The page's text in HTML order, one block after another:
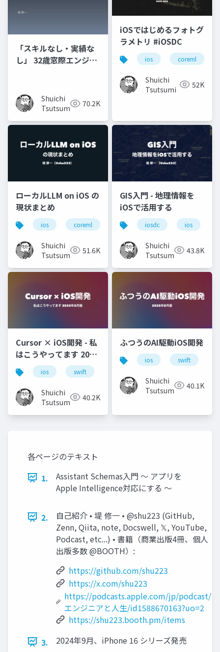
「スキルなし・実績な
し」 32歳窓際エンジニ
Shuichi
Tsutsumi
70.2K
iOSではじめるフォトグ
ラメトリ #iOSDC
ios coreml
Shuichi
Tsutsumi
52K
ローカルLLM on iOS の
現状まとめ
ios coreml llm llama.cpp
Shuichi
Tsutsumi
51.6K
GIS入門 - 地理情報を
iOSで活用する
iosdc ios
Shuichi
Tsutsumi
43.8K
Cursor × iOS開発 - 私
はこうやってます 2025
年5月版ios swift
Shuichi
Tsutsumi
40.2K
ふつうのAI駆動iOS開発
ios swift
Shuichi
Tsutsumi
40.1K
各ページのテキスト
1.
Assistant Schemas入門 〜 アプリを
Apple Intelligence対応にする 〜
2.
自己紹介 • 堤 修一 • @shu223 (GitHub,
Zenn, Qiita, note, Docswell, 𝕏, YouTube,
Podcast, etc...) • 書籍（商業出版4冊、個人
出版多数 @BOOTH）:
https://github.com/shu223
https://x.com/shu223
https://podcasts.apple.com/jp/podcast/
エンジニアと人生/id1588670163?uo=2
https://shu223.booth.pm/items
3.
2024年9月、iPhone 16 シリーズ発売